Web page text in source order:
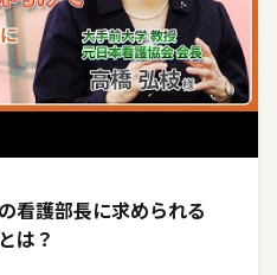
看護部長に求められる
は？